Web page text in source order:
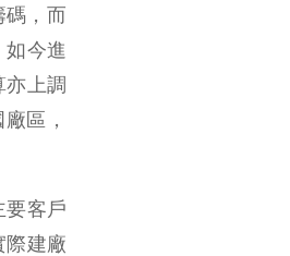
碼，而
今進
上調
區，
要客戶
際建廠